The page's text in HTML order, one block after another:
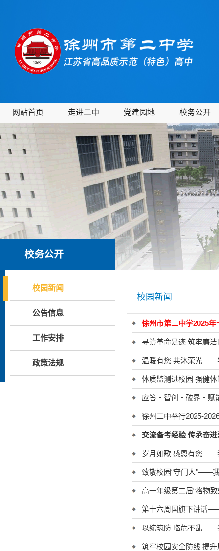
网站首页 走进二中 党建园地 校务公开
校务公开
校园新闻
公告信息
工作安排
政策法规
校园新闻
徐州市第二中学2025年
寻访革命足迹 筑牢廉
温暖有您 共沐荣光——
体质监测进校园 强健体
应答・智创・破界・
徐州二中举行2025-
交流备考经验 传承奋进
岁月如歌 感恩有您——
致敬校园“守门人”——
高一年级第二届“格物
第十六周国旗下讲话
以练筑防 临危不乱——
筑牢校园安全防线 提